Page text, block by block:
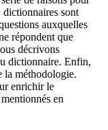
dictionnaires sont
auxquelles
répondent que
décrivons
dictionnaire. Enfin,
la méthodologie.
enrichir le
en